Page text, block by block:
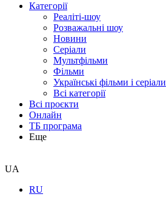
Категорії
Реаліті-шоу
Розважальні шоу
Новини
Серіали
Мультфільми
Фільми
Українські фільми і серіали
Всі категорії
Всі проєкти
Онлайн
ТБ програма
Еще
UA
RU